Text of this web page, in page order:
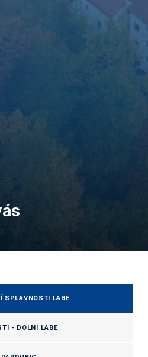
SPLAVNOSTI LABE
- DOLNÍ LABE